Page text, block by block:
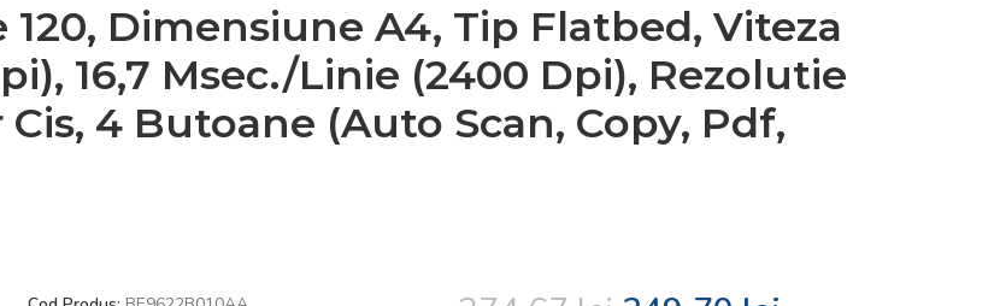
Dimensiune A4, Tip Flatbed, Viteza
16,7 Msec./Linie (2400 Dpi), Rezolutie
4 Butoane (Auto Scan, Copy, Pdf,